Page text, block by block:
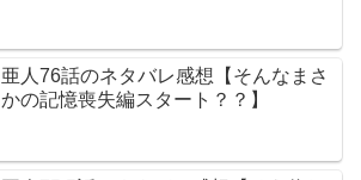
亜人76話のネタバレ感想【そんなまさ
かの記憶喪失編スタート？？】